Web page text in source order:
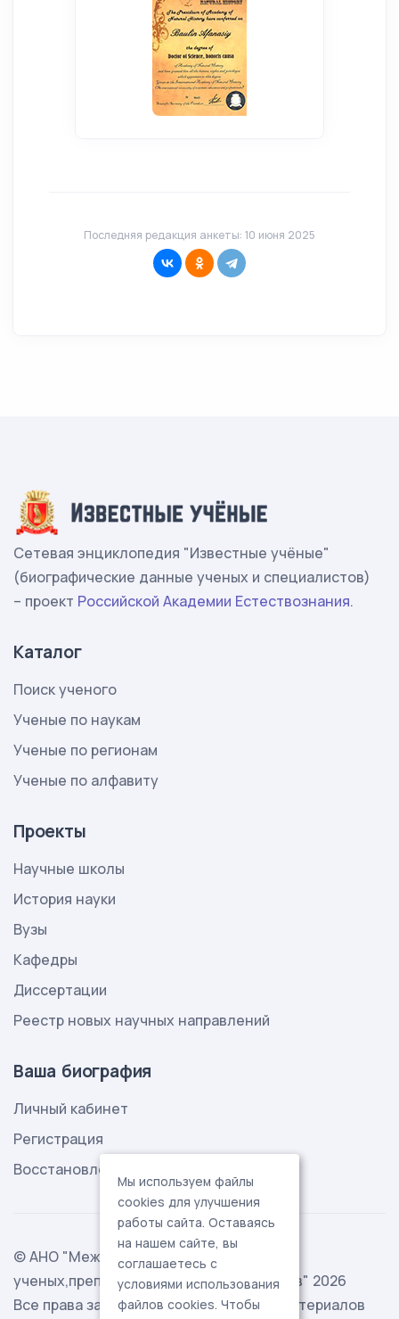
Последняя редакция анкеты: 10 июня 2025
Сетевая энциклопедия "Известные учёные"
(биографические данные ученых и специалистов)
– проект Российской Академии Естествознания.
Каталог
Поиск ученого
Ученые по наукам
Ученые по регионам
Ученые по алфавиту
Проекты
Научные школы
История науки
Вузы
Кафедры
Диссертации
Реестр новых научных направлений
Ваша биография
Личный кабинет
Регистрация
Восстановление пароля
© АНО "Международная ассоциация
ученых,преподавателей и специалистов" 2026
Все права защищены. Использование материалов
Мы используем файлы
cookies для улучшения
работы сайта. Оставаясь
на нашем сайте, вы
соглашаетесь с
условиями использования
файлов cookies. Чтобы